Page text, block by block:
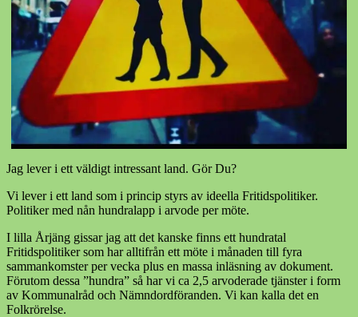
Jag lever i ett väldigt intressant land. Gör Du?
Vi lever i ett land som i princip styrs av ideella Fritidspolitiker.
Politiker med nån hundralapp i arvode per möte.
I lilla Årjäng gissar jag att det kanske finns ett hundratal
Fritidspolitiker som har alltifrån ett möte i månaden till fyra
sammankomster per vecka plus en massa inläsning av dokument.
Förutom dessa ”hundra” så har vi ca 2,5 arvoderade tjänster i form
av Kommunalråd och Nämndordföranden. Vi kan kalla det en
Folkrörelse.